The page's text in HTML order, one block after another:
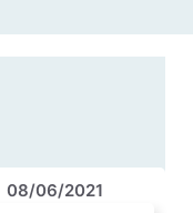
08/06/2021